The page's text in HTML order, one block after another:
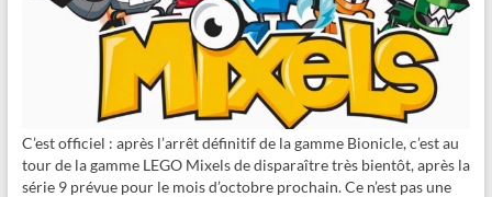
C’est officiel : après l’arrêt définitif de la gamme Bionicle, c’est au
tour de la gamme LEGO Mixels de disparaître très bientôt, après la
série 9 prévue pour le mois d’octobre prochain. Ce n’est pas une